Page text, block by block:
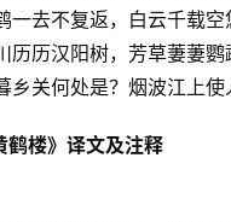
一去不复返，白云千载空
历历汉阳树，芳草萋萋鹦
乡关何处是？烟波江上使
鹤楼》译文及注释